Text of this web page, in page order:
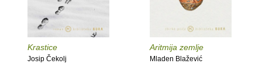
Krastice
Josip Čekolj
Aritmija zemlje
Mladen Blažević